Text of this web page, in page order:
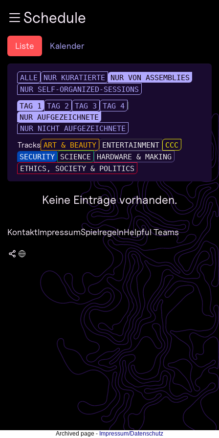
Zum InhaltSchedule
Liste Kalender
ALLE NUR KURATIERTE
NUR VON ASSEMBLIES
NUR SELF-ORGANIZED-SESSIONS
TAG 1
TAG 2 TAG 3
TAG 4
NUR AUFGEZEICHNETE
NUR NICHT AUFGEZEICHNETE
Tracks ART & BEAUTY ENTERTAINMENT
CCC
SECURITY
SCIENCE
HARDWARE & MAKING
ETHICS, SOCIETY & POLITICS
Keine Einträge vorhanden.
KontaktImpressumSpielregelnHelpful Teams
Archived page - Impressum/Datenschutz